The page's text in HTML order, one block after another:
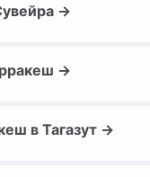
→
→
в Тагазут →